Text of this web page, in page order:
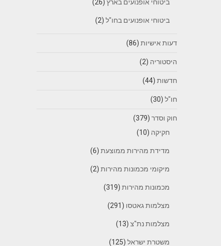
ביטוחי אופנועים בארץ(26)
ביטוחי אופנועים בחו"ל(2)
דעות אישיות(86)
היסטוריה (2)
חדשות(44)
חו"ל(30)
חוק וסדר(379)
חקיקה (10)
מדידת מהירות ממוצעת(6)
מיקומי מכמונות מהירות(2)
מכמונות מהירות(319)
מצלמות גאטסו (291)
מצלמות נת"צ(13)
משטרת ישראל(125)